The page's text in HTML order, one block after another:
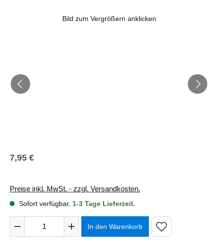
Bild zum Vergrößern anklicken
Regulärer Preis:
7,95 €
Preise inkl. MwSt. - zzgl. Versandkosten.
Sofort verfügbar, 1-3 Tage Lieferzeit.
Produkt Anzahl: Gib den gewünschten Wert ein oder
In den Warenkorb